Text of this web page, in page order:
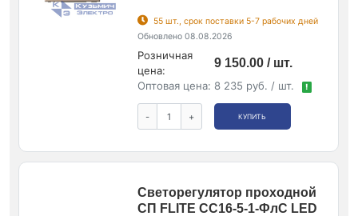
55 шт., срок поставки 5-7 рабочих дней
Обновлено 08.08.2026
Розничная
цена:
9 150.00 / шт.
Оптовая цена: 8 235 руб. / шт. !
- + КУПИТЬ
Светорегулятор проходной
СП FLITE СС16-5-1-ФлС LED